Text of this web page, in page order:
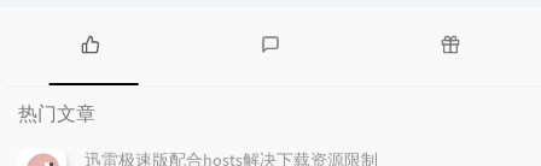
热
门
文
章
论
热门文章
迅雷极速版配合hosts解决下载资源限制